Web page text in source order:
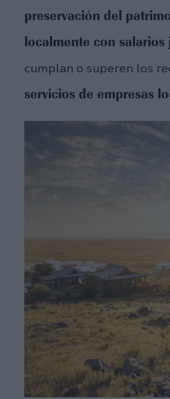
preservación del
localmente con salarios
cumplan o superen los
servicios de empresas